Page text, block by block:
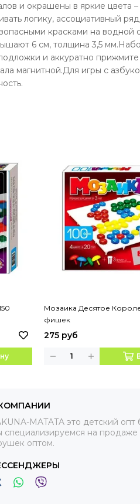
и окрашены в яркие цвета –
логику, ассоциативный
красками на водной
6 см, толщина 3,5
и аккуратно
магнитной.Для игры с
Мозаика Десятое
фишек
275 руб
MATATA это детский опт
специализируемся на продаже
оптом.